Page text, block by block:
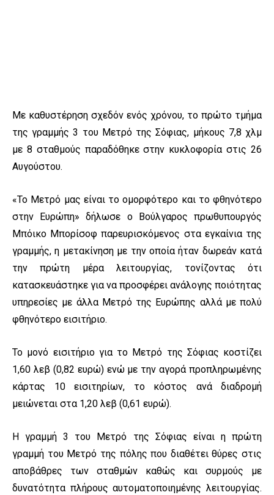
Με καθυστέρηση σχεδόν ενός χρόνου, το πρώτο τμήμα
της γραμμής 3 του Μετρό της Σόφιας, μήκους 7,8 χλμ
με 8 σταθμούς παραδόθηκε στην κυκλοφορία στις 26
Αυγούστου.
«Το Μετρό μας είναι το ομορφότερο και το φθηνότερο
στην Ευρώπη» δήλωσε ο Βούλγαρος πρωθυπουργός
Μπόικο Μπορίσοφ παρευρισκόμενος στα εγκαίνια της
γραμμής, η μετακίνηση με την οποία ήταν δωρεάν κατά
την πρώτη μέρα λειτουργίας, τονίζοντας ότι
κατασκευάστηκε για να προσφέρει ανάλογης ποιότητας
υπηρεσίες με άλλα Μετρό της Ευρώπης αλλά με πολύ
φθηνότερο εισιτήριο.
Το μονό εισιτήριο για το Μετρό της Σόφιας κοστίζει
1,60 λεβ (0,82 ευρώ) ενώ με την αγορά προπληρωμένης
κάρτας 10 εισιτηρίων, το κόστος ανά διαδρομή
μειώνεται στα 1,20 λεβ (0,61 ευρώ).
Η γραμμή 3 του Μετρό της Σόφιας είναι η πρώτη
γραμμή του Μετρό της πόλης που διαθέτει θύρες στις
αποβάθρες των σταθμών καθώς και συρμούς με
δυνατότητα πλήρους αυτοματοποιημένης λειτουργίας.